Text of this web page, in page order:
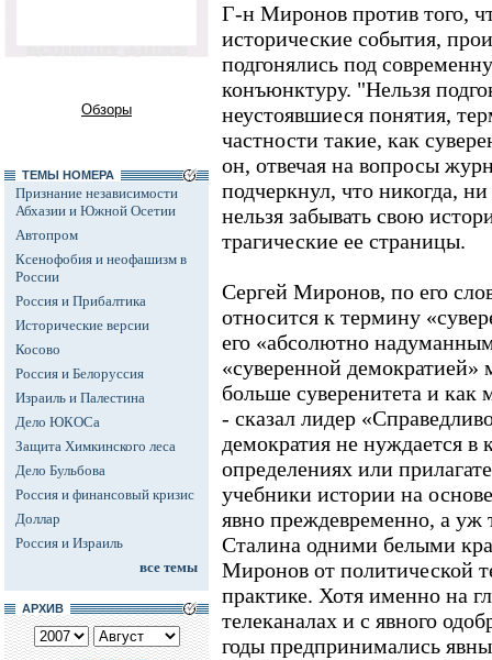
Обзоры
ТЕМЫ НОМЕРА
Признание независимости
Абхазии и Южной Осетии
Автопром
Ксенофобия и неофашизм в
России
Россия и Прибалтика
Исторические версии
Косово
Россия и Белоруссия
Израиль и Палестина
Дело ЮКОСа
Защита Химкинского леса
Дело Бульбова
Россия и финансовый кризис
Доллар
Россия и Израиль
все темы
АРХИВ
Г-н Миронов против того,
исторические события,
подгонялись под
конъюнктуру. "Нельзя
неустоявшиеся понятия,
частности такие, как
он, отвечая на вопросы
подчеркнул, что никогда,
нельзя забывать свою
трагические ее страницы.
Сергей Миронов, по его
относится к термину
его «абсолютно
«суверенной
больше суверенитета и
- сказал лидер
демократия не нуждается в
определениях или
учебники истории на
явно преждевременно, а уж
Сталина одними белыми
Миронов от политической
практике. Хотя именно на
телеканалах и с явного
годы предпринимались